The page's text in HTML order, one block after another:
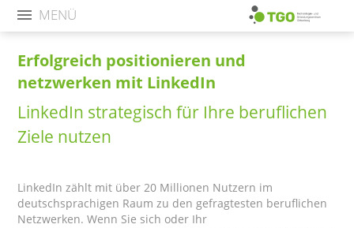
MENÜ
Erfolgreich positionieren und
netzwerken mit LinkedIn
LinkedIn strategisch für Ihre beruflichen
Ziele nutzen
LinkedIn zählt mit über 20 Millionen Nutzern im
deutschsprachigen Raum zu den gefragtesten beruflichen
Netzwerken. Wenn Sie sich oder Ihr